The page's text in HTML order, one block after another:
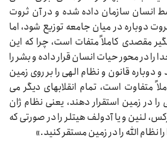
انسان سازمان داده شده و در آن ثروت
دوباره در میان جامعه توزیع شود، اما
مقصدی کاملاً متفات است، چرا که این
را در محور حیات انسان قرار داده و بشر را
دوباره قانون و نظام الهی را بر روی زمین
متفاوت است، تمام انقلابهای دیگر می‌‌‌
در زمین استقرار دهند، یعنی نظام ژان
لنین و یا آدولف هیتلر را در صورتی که
الله را در زمین مستقر کنید.»